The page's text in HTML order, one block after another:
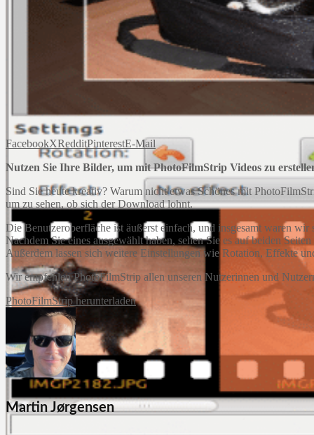
FacebookXRedditPinterestE-Mail
Nutzen Sie Ihre Bilder, um mit PhotoFilmStrip Videos zu
Sind Sie heute kreativ? Warum nicht etwas Schönes mit
um zu sehen, ob sich der Download lohnt.
Die Benutzeroberfläche ist äußerst einfach, und insgesamt waren
Nachdem Sie eines ausgewählt haben, sehen Sie es auf beiden
Außerdem lassen sich weitere Einstellungen wie Rotation, Effekte
Wir empfehlen PhotoFilmStrip allen unseren Nutzerinnen und
PhotoFilmStrip herunterladen
Martin Jørgensen